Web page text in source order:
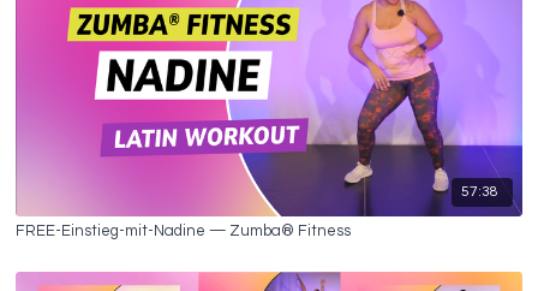
57:38
FREE-Einstieg-mit-Nadine — Zumba® Fitness